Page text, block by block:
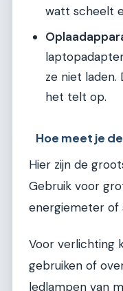
watt scheelt
ze niet laden.
het telt op.
Hoe meet je
Hier zijn de
Gebruik voor
energiemeter of
Voor verlichting
gebruiken of
ledlampen van